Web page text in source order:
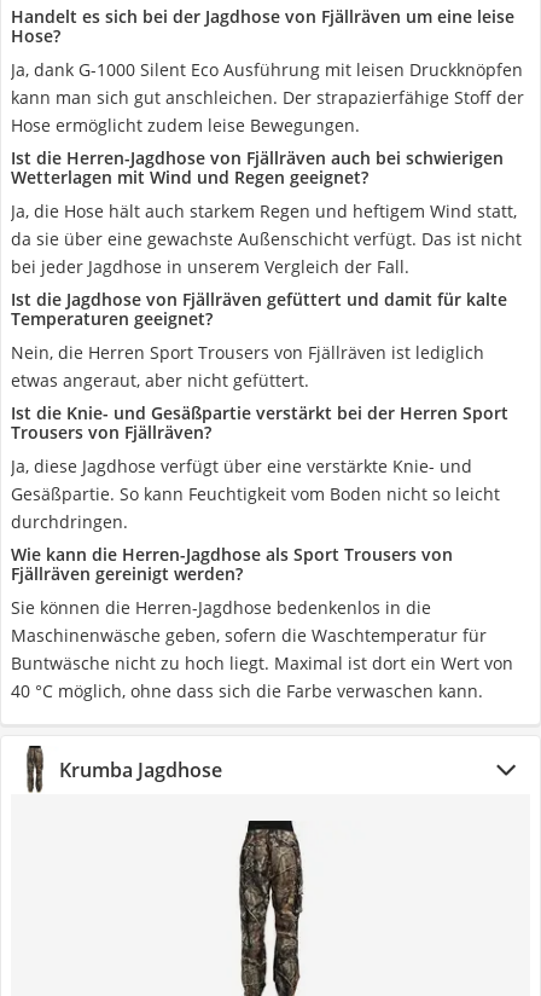
Handelt es sich bei der Jagdhose von Fjällräven um eine leise
Hose?
Ja, dank G-1000 Silent Eco Ausführung mit leisen Druckknöpfen
kann man sich gut anschleichen. Der strapazierfähige Stoff der
Hose ermöglicht zudem leise Bewegungen.
Ist die Herren-Jagdhose von Fjällräven auch bei schwierigen
Wetterlagen mit Wind und Regen geeignet?
Ja, die Hose hält auch starkem Regen und heftigem Wind statt,
da sie über eine gewachste Außenschicht verfügt. Das ist nicht
bei jeder Jagdhose in unserem Vergleich der Fall.
Ist die Jagdhose von Fjällräven gefüttert und damit für kalte
Temperaturen geeignet?
Nein, die Herren Sport Trousers von Fjällräven ist lediglich
etwas angeraut, aber nicht gefüttert.
Ist die Knie- und Gesäßpartie verstärkt bei der Herren Sport
Trousers von Fjällräven?
Ja, diese Jagdhose verfügt über eine verstärkte Knie- und
Gesäßpartie. So kann Feuchtigkeit vom Boden nicht so leicht
durchdringen.
Wie kann die Herren-Jagdhose als Sport Trousers von
Fjällräven gereinigt werden?
Sie können die Herren-Jagdhose bedenkenlos in die
Maschinenwäsche geben, sofern die Waschtemperatur für
Buntwäsche nicht zu hoch liegt. Maximal ist dort ein Wert von
40 °C möglich, ohne dass sich die Farbe verwaschen kann.
Krumba Jagdhose